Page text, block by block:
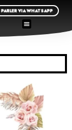
PARLER VIA WHATSAPP